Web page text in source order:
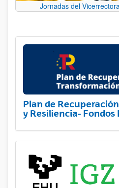
Jornadas del
Plan de
y Resiliencia- Fondos